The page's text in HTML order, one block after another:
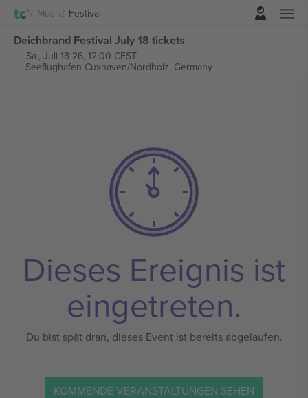
Musik Festival
Deichbrand Festival July 18 tickets
Sa., Juli 18 26, 12:00 CEST
Seeflughafen Cuxhaven/Nordholz, Germany
Dieses Ereignis ist
eingetreten.
Du bist spät dran, dieses Event ist bereits abgelaufen.
KOMMENDE VERANSTALTUNGEN SEHEN